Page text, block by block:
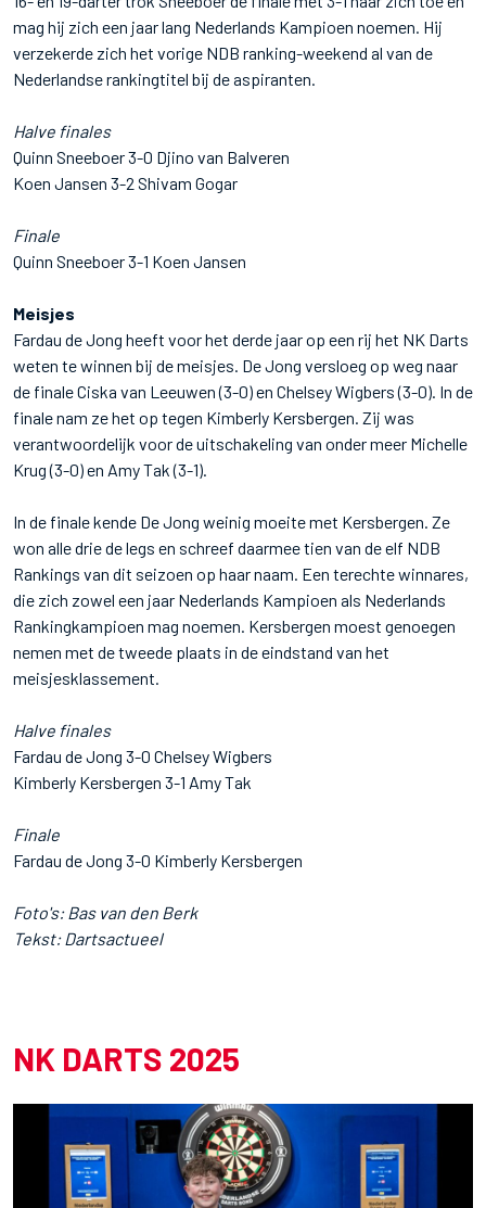
mag hij zich een jaar lang Nederlands Kampioen noemen. Hij
verzekerde zich het vorige NDB ranking-weekend al van de
Nederlandse rankingtitel bij de aspiranten.
Halve finales
Quinn Sneeboer 3-0 Djino van Balveren
Koen Jansen 3-2 Shivam Gogar
Finale
Quinn Sneeboer 3-1 Koen Jansen
Meisjes
Fardau de Jong heeft voor het derde jaar op een rij het NK Darts
weten te winnen bij de meisjes. De Jong versloeg op weg naar
de finale Ciska van Leeuwen (3-0) en Chelsey Wigbers (3-0). In de
finale nam ze het op tegen Kimberly Kersbergen. Zij was
verantwoordelijk voor de uitschakeling van onder meer Michelle
Krug (3-0) en Amy Tak (3-1).
In de finale kende De Jong weinig moeite met Kersbergen. Ze
won alle drie de legs en schreef daarmee tien van de elf NDB
Rankings van dit seizoen op haar naam. Een terechte winnares,
die zich zowel een jaar Nederlands Kampioen als Nederlands
Rankingkampioen mag noemen. Kersbergen moest genoegen
nemen met de tweede plaats in de eindstand van het
meisjesklassement.
Halve finales
Fardau de Jong 3-0 Chelsey Wigbers
Kimberly Kersbergen 3-1 Amy Tak
Finale
Fardau de Jong 3-0 Kimberly Kersbergen
Foto's: Bas van den Berk
Tekst: Dartsactueel
NK DARTS 2025